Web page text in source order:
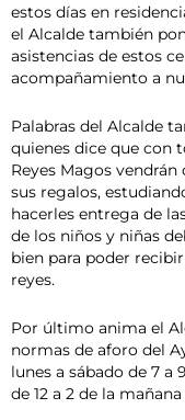
estos días en
el Alcalde también
asistencias de estos
acompañamiento a
Palabras del Alcalde
quienes dice que con
Reyes Magos
sus regalos,
hacerles entrega de
de los niños y niñas
bien para poder
reyes.
Por último anima el
normas de aforo del
lunes a sábado de 7
de 12 a 2 de la